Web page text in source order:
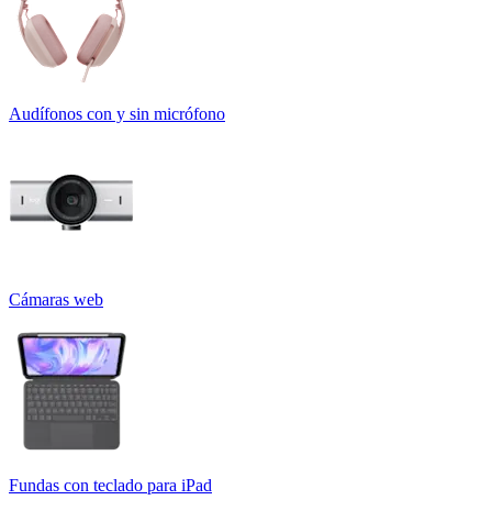
Audífonos con y sin micrófono
Cámaras web
Fundas con teclado para iPad